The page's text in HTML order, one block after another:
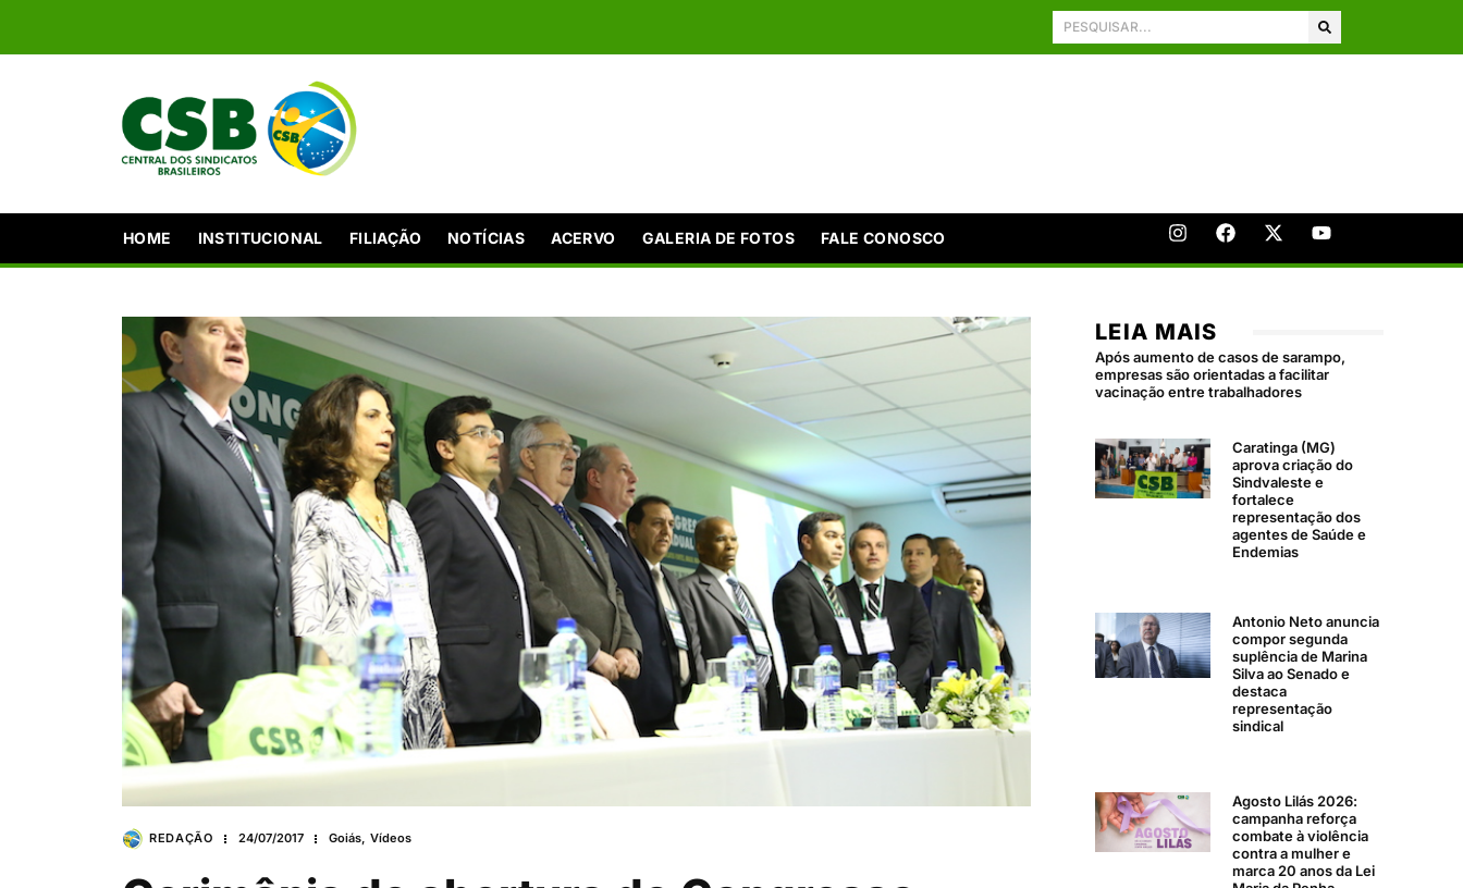
HOME INSTITUCIONAL FILIAÇÃO NOTÍCIAS ACERVO GALERIA DE FOTOS FALE CONOSCO
REDAÇÃO 24/07/2017 Goiás, Vídeos
LEIA MAIS
Após aumento de casos de sarampo,
empresas são orientadas a facilitar
vacinação entre trabalhadores
Caratinga (MG)
aprova criação do
Sindvaleste e
fortalece
representação dos
agentes de Saúde e
Endemias
Antonio Neto anuncia
compor segunda
suplência de Marina
Silva ao Senado e
destaca
representação
sindical
Agosto Lilás 2026:
campanha reforça
combate à violência
contra a mulher e
marca 20 anos da Lei